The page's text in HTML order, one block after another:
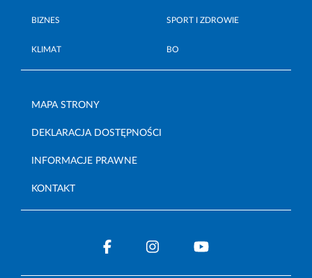
BIZNES SPORT I ZDROWIE
KLIMAT BO
MAPA STRONY
DEKLARACJA DOSTĘPNOŚCI
INFORMACJE PRAWNE
KONTAKT